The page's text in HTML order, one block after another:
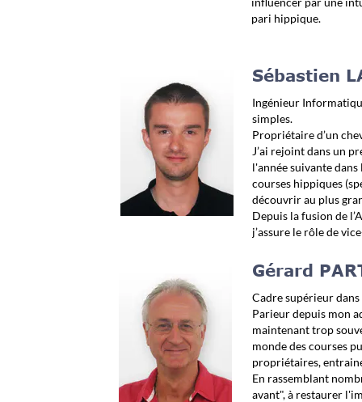
pari hippique.
Sébastien
Ingénieur
simples.
Propriétaire d’un
J’ai rejoint dans un
l'année suivante
courses hippiques
découvrir au plus
Depuis la fusion de
j’assure le rôle de
Gérard
Cadre supérieur
Parieur depuis mon
maintenant trop
monde des courses
propriétaires,
En rassemblant
avant", à restaurer